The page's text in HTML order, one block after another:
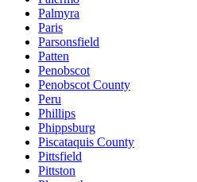
Palmyra
Paris
Parsonsfield
Patten
Penobscot
Penobscot County
Peru
Phillips
Phippsburg
Piscataquis County
Pittsfield
Pittston